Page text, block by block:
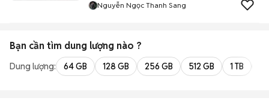
Nguyễn Ngọc Thanh Sang
Bạn cần tìm dung lượng nào ?
Dung lượng: 64 GB 128 GB 256 GB 512 GB 1 TB